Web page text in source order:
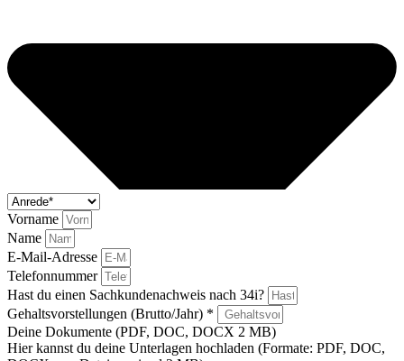
Vorname
Name
E-Mail-Adresse
Telefonnummer
Hast du einen Sachkundenachweis nach 34i?
Gehaltsvorstellungen (Brutto/Jahr) *
Deine Dokumente (PDF, DOC, DOCX 2 MB)
Hier kannst du deine Unterlagen hochladen (Formate: PDF, DOC,